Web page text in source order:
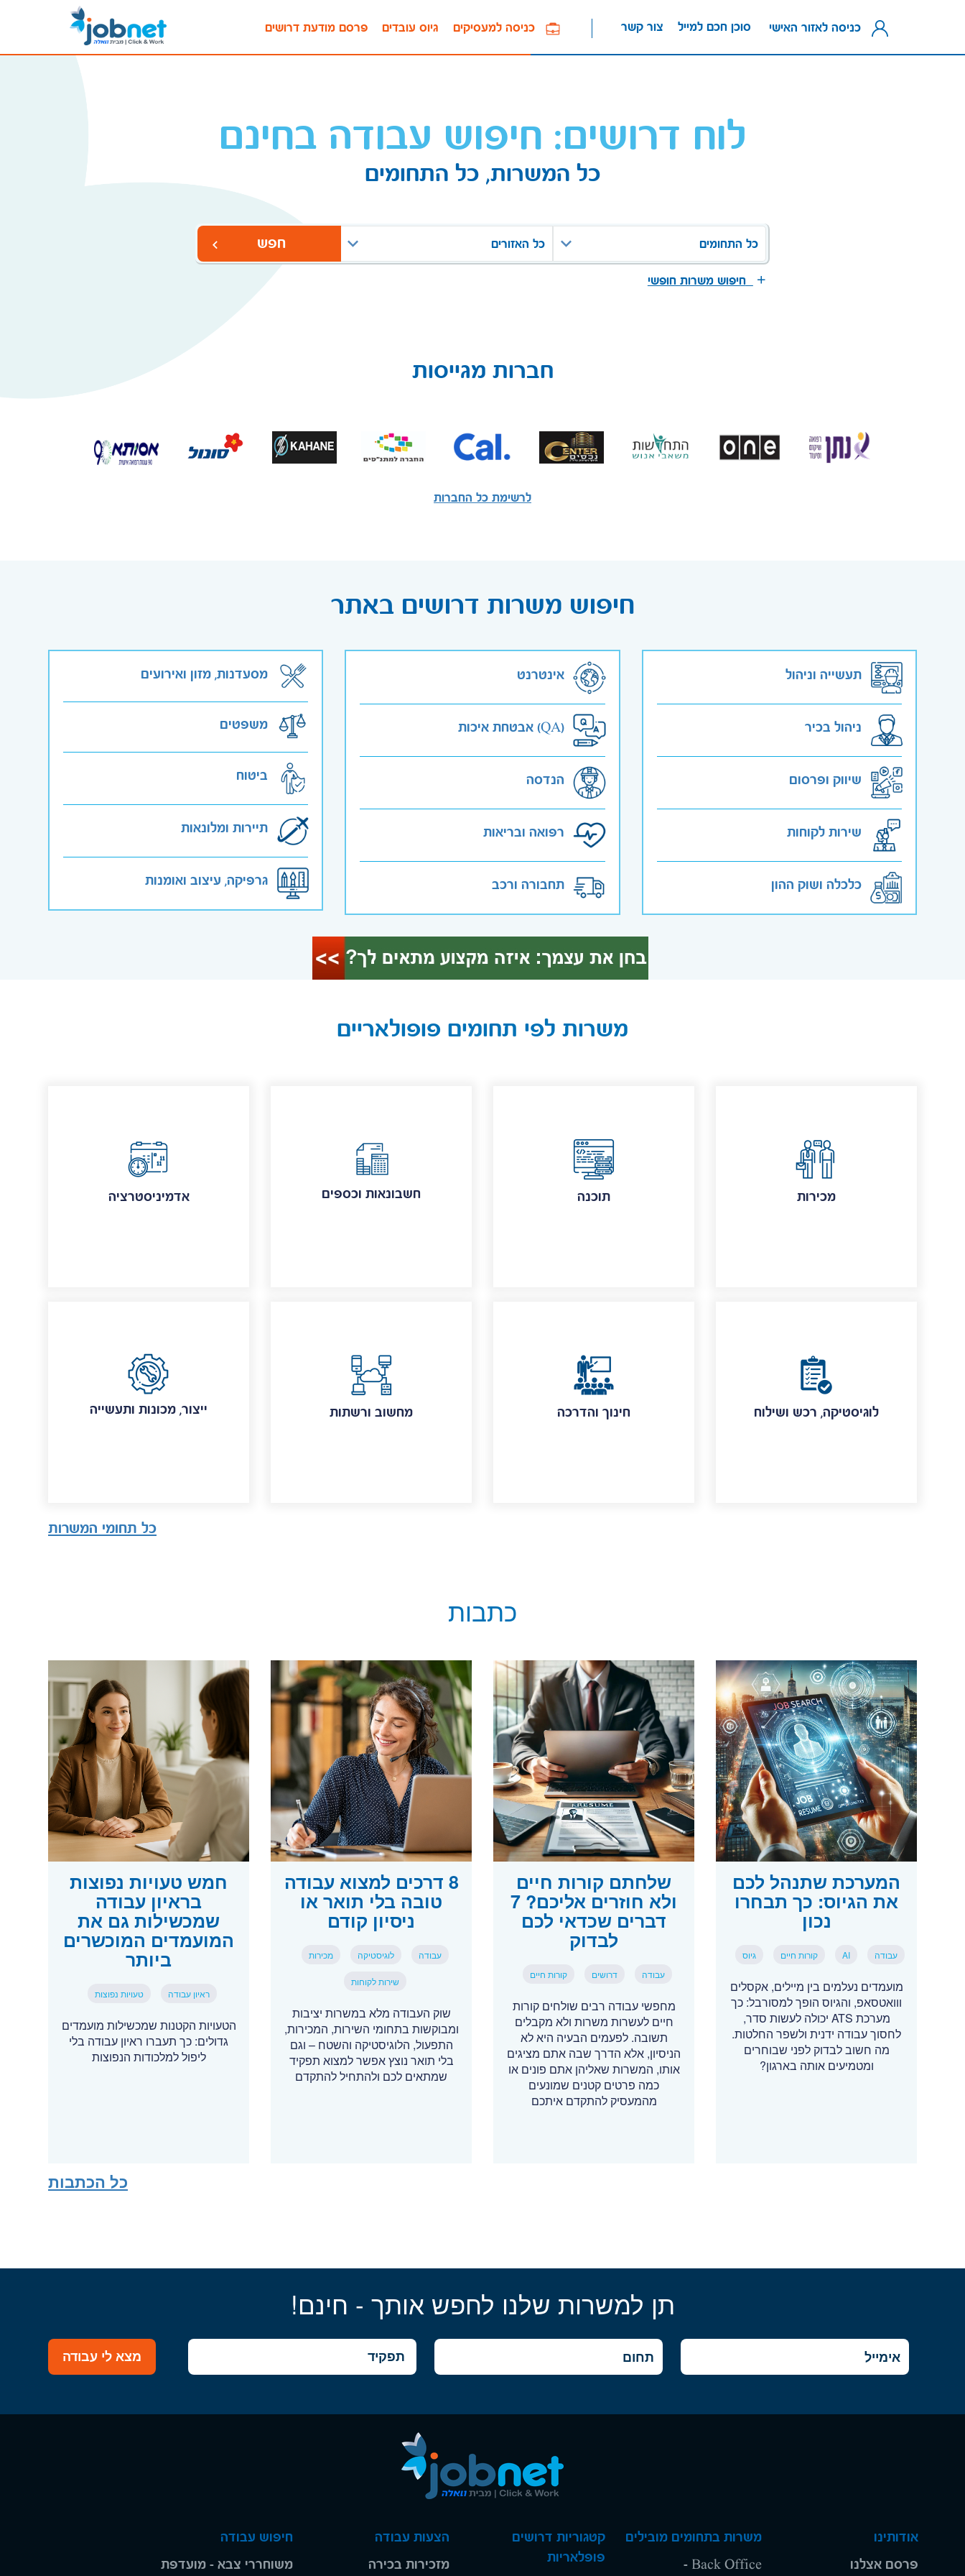
פרסם מודעת דרושים גיוס עובדים כניסה למעסיקים צור קשר סוכן חכם למייל כניסה לאזור האישי
לוח דרושים: חיפוש עבודה בחינם
כל המשרות, כל התחומים
כל התחומים כל האזורים חפש
חיפוש משרות חופשי
חברות מגייסות
לרשימת כל החברות
חיפוש משרות דרושים באתר
תעשייה וניהול
ניהול בכיר
שיווק ופרסום
שירות לקוחות
כלכלה ושוק ההון
אינטרנט
אבטחת איכות (QA)
הנדסה
רפואה ובריאות
תחבורה ורכב
מסעדנות, מזון ואירועים
משפטים
ביטוח
תיירות ומלונאות
גרפיקה, עיצוב ואומנות
משרות לפי תחומים פופולאריים
אדמיניסטרציה חשבונאות וכספים תוכנה מכירות
ייצור, מכונות ותעשייה מחשוב ורשתות חינוך והדרכה לוגיסטיקה, רכש ושילוח
כל תחומי המשרות
כתבות
המערכת שתנהל לכם
את הגיוס: כך תבחרו
נכון
עבודה AI קורות חיים גיוס
מועמדים נעלמים בין מיילים, אקסלים
ווואטסאפ, והגיוס הופך למסורבל: כך
מערכת ATS יכולה לעשות סדר,
לחסוך עבודה ידנית ולשפר החלטות.
מה חשוב לבדוק לפני שבוחרים
ומטמיעים אותה בארגון?
שלחתם קורות חיים
ולא חוזרים אליכם? 7
דברים שכדאי לכם
לבדוק
עבודה דרושים קורות חיים
מחפשי עבודה רבים שולחים קורות
חיים לעשרות משרות ולא מקבלים
תשובה. לפעמים הבעיה היא לא
הניסיון, אלא הדרך שבה אתם מציגים
אותו, המשרות שאליהן אתם פונים או
כמה פרטים קטנים שמונעים
מהמעסיק להתקדם איתכם
8 דרכים למצוא עבודה
טובה בלי תואר או
ניסיון קודם
עבודה לוגיסטיקה מכירות
שירות לקוחות
שוק העבודה מלא במשרות יציבות
ומבוקשות בתחומי השירות, המכירות,
התפעול, הלוגיסטיקה והשטח – וגם
בלי תואר נוצץ אפשר למצוא תפקיד
שמתאים לכם ולהתחיל להתקדם
חמש טעויות נפוצות
בראיון עבודה
שמכשילות גם את
המועמדים המוכשרים
ביותר
ראיון עבודה טעויות נפוצות
הטעויות הקטנות שמכשילות מועמדים
גדולים: כך תעברו ראיון עבודה בלי
ליפול למלכודות הנפוצות
כל הכתבות
תן למשרות שלנו לחפש אותך - חינם!
מצא לי עבודה
אודותינו
פרסם אצלנו
משרות בתחומים מובילים
Back Office -
קטגוריות דרושים
פופלאריות
הצעות עבודה
מזכירות בכירה
חיפוש עבודה
משוחררי צבא - מועדפת